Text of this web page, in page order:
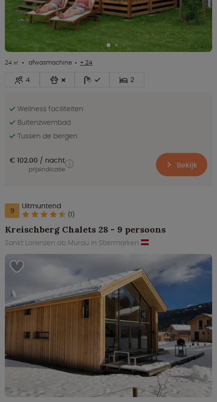
24 ㎡ afwasmachine + 24
4 2
Wellness faciliteiten
Buitenzwembad
Tussen de bergen
€ 102.00 nacht
prijsindicatie Bekijk
9 Uitmuntend
(1)
Kreischberg Chalets 28 - 9 persoons
Sankt Lorenzen ob Murau in Stiermarken